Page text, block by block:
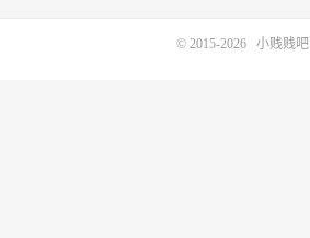
© 2015-2026 小贱贱吧